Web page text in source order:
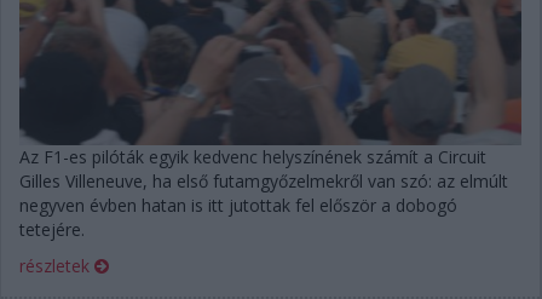
Az F1-es pilóták egyik kedvenc helyszínének számít a Circuit
Gilles Villeneuve, ha első futamgyőzelmekről van szó: az elmúlt
negyven évben hatan is itt jutottak fel először a dobogó
tetejére.
részletek